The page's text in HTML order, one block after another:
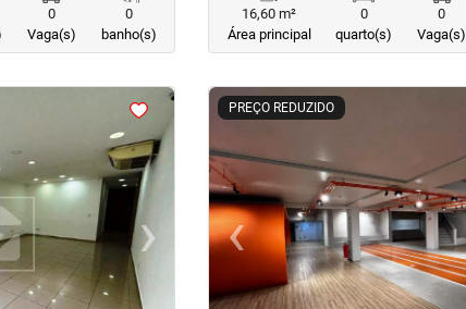
0
Vaga(s)
0
banho(s)
16,60 m²
Área principal
0
quarto(s)
0
Vaga(s)
›Next
PREÇO REDUZIDO
<<<<
‹Previous